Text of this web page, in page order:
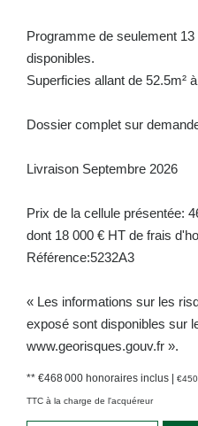
Programme de seulement
disponibles.
Superficies allant de 52.5m²
Dossier complet sur
Livraison Septembre 2026
Prix de la cellule présentée:
dont 18 000 € HT de frais
Référence:5232A3
« Les informations sur les
exposé sont disponibles sur
www.georisques.gouv.fr ».
** €468 000 honoraires inclus |
TTC à la charge de l'acquéreur